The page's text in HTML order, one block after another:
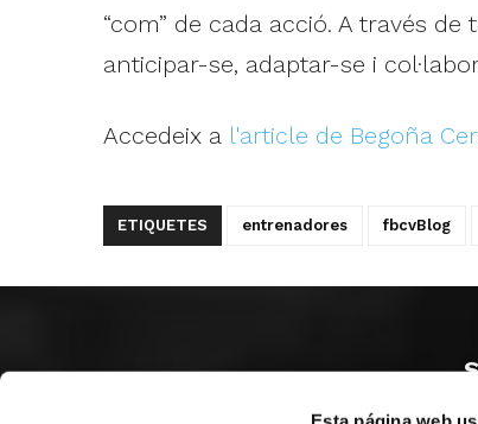
“com” de cada acció. A través
anticipar-se, adaptar-se i
Accedeix a l'article de Begoña
ETIQUETES entrenadores fbcvBlog